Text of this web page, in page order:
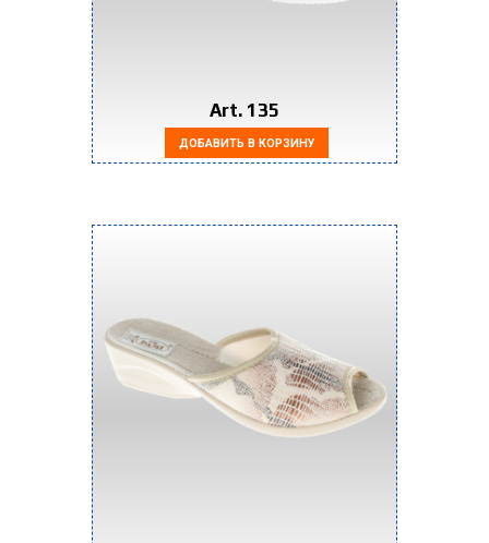
Art. 135
ДОБАВИТЬ В КОРЗИНУ